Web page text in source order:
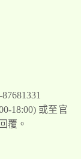
18:00) 或至官
覆。